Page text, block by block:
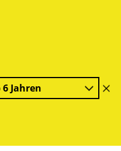
6 Jahren